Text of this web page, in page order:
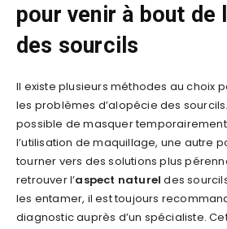
pour venir à bout de
des sourcils
Il existe plusieurs méthodes au choix
les problèmes d’alopécie des
possible de masquer
l’utilisation de maquillage, une autre
tourner vers des solutions plus
retrouver l’aspect natureldes
les entamer, il est toujours
diagnostic auprès d’un spécialiste.